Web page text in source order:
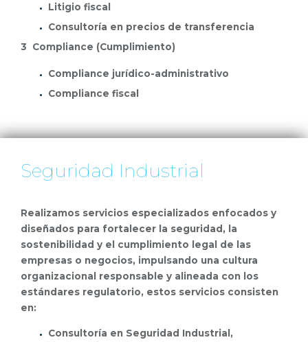
Litigio fiscal
Consultoría en precios de transferencia
3 Compliance (Cumplimiento)
Compliance jurídico-administrativo
Compliance fiscal
Seguridad Industrial
Realizamos servicios especializados enfocados y
diseñados para fortalecer la seguridad, la
sostenibilidad y el cumplimiento legal de las
empresas o negocios, impulsando una cultura
organizacional responsable y alineada con los
estándares regulatorio, estos servicios consisten
en:
Consultoría en Seguridad Industrial,